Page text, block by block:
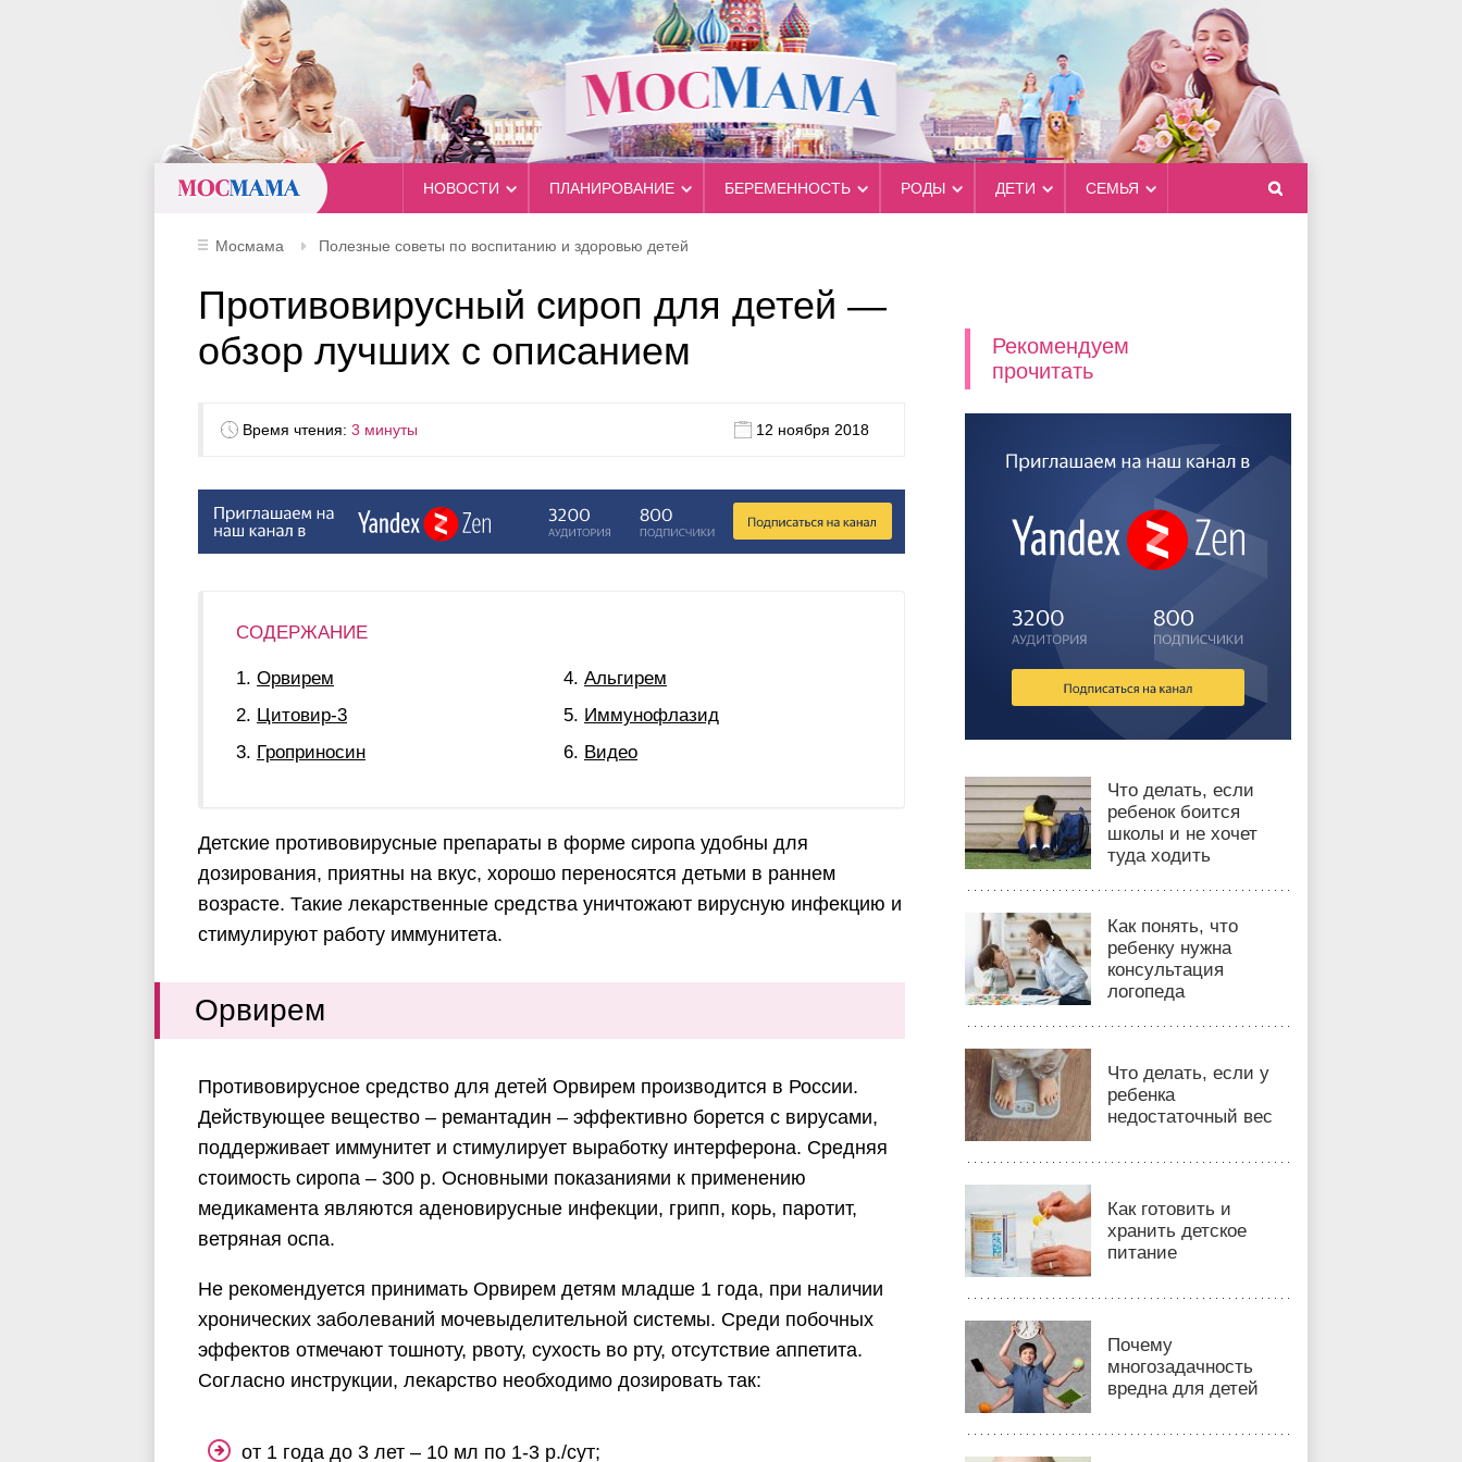
НОВОСТИ ПЛАНИРОВАНИЕ БЕРЕМЕННОСТЬ РОДЫ ДЕТИ СЕМЬЯ
Мосмама Полезные советы по воспитанию и здоровью детей
Противовирусный сироп для детей —
обзор лучших с описанием
Время чтения: 3 минуты 12 ноября 2018
СОДЕРЖАНИЕ
Орвирем
Цитовир-3
Гроприносин
Альгирем
Иммунофлазид
Видео
Детские противовирусные препараты в форме сиропа удобны для
дозирования, приятны на вкус, хорошо переносятся детьми в раннем
возрасте. Такие лекарственные средства уничтожают вирусную инфекцию и
стимулируют работу иммунитета.
Орвирем
Противовирусное средство для детей Орвирем производится в России.
Действующее вещество – ремантадин – эффективно борется с вирусами,
поддерживает иммунитет и стимулирует выработку интерферона. Средняя
стоимость сиропа – 300 р. Основными показаниями к применению
медикамента являются аденовирусные инфекции, грипп, корь, паротит,
ветряная оспа.
Не рекомендуется принимать Орвирем детям младше 1 года, при наличии
хронических заболеваний мочевыделительной системы. Среди побочных
эффектов отмечают тошноту, рвоту, сухость во рту, отсутствие аппетита.
Согласно инструкции, лекарство необходимо дозировать так:
от 1 года до 3 лет – 10 мл по 1-3 р./сут;
Рекомендуем
прочитать
Что делать, если
ребенок боится
школы и не хочет
туда ходить
Как понять, что
ребенку нужна
консультация
логопеда
Что делать, если у
ребенка
недостаточный вес
Как готовить и
хранить детское
питание
Почему
многозадачность
вредна для детей